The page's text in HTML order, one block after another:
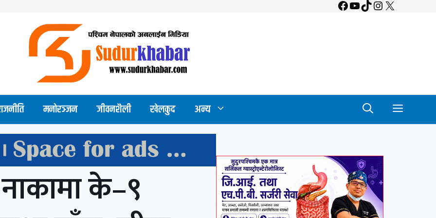
Facebook
YouTube
TikTok
Instagram
X
मनोरञ्जन जीवनशैली खेलकुद अन्य
के–९